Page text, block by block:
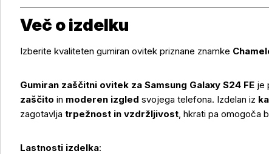
Več o izdelku
Izberite kvaliteten gumiran ovitek priznane znamke
Gumiran zaščitni ovitek za Samsung Galaxy S24 FE je
zaščito in moderen izgled svojega telefona. Izdelan iz
zagotavlja trpežnost in vzdržljivost, hkrati pa omogoča
Lastnosti izdelka: